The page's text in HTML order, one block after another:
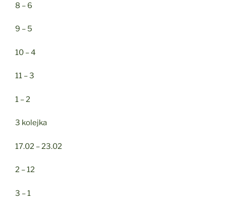
8 – 6
9 – 5
10 – 4
11 – 3
1 – 2
3 kolejka
17.02 – 23.02
2 – 12
3 – 1